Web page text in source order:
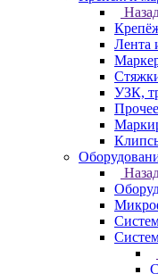
Лента
УЗК,
Прочее